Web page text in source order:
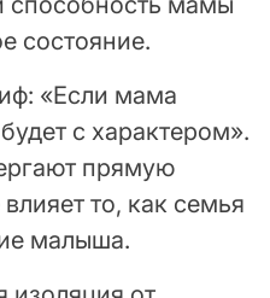
состояние.
«Если мама
с характером».
прямую
то, как семья
малыша.